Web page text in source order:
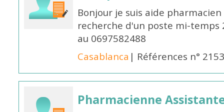
Bonjour je suis aide
recherche d'un poste mi-temps
au 0697582488
Casablanca | Références n°
Pharmacienne